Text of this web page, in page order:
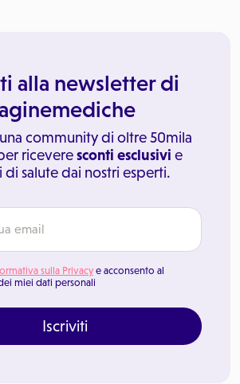
alla newsletter di
community di oltre 50mila
riceveresconti esclusivi e
di salute dai nostri esperti.
sulla Privacy e acconsento al
miei dati personali
Iscriviti